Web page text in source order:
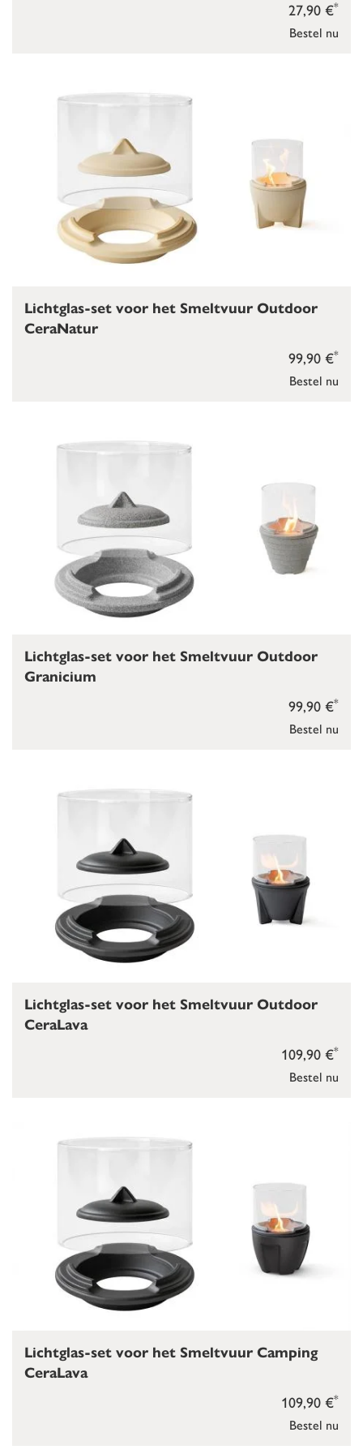
Bestel nu
27,90 €*
Bestel nu
99,90 €*
Lichtglas-set voor het Smeltvuur Outdoor
CeraNatur
Bestel nu
99,90 €*
Lichtglas-set voor het Smeltvuur Outdoor
Granicium
Bestel nu
109,90 €*
Lichtglas-set voor het Smeltvuur Outdoor
CeraLava
Bestel nu
109,90 €*
Lichtglas-set voor het Smeltvuur Camping
CeraLava